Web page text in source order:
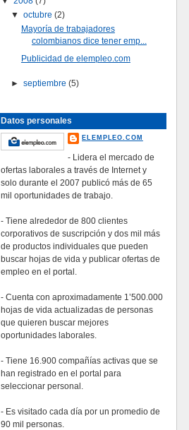
▼ octubre (2)
Mayoría de trabajadores
colombianos dice tener emp...
Publicidad de elempleo.com
► septiembre (5)
Datos personales
ELEMPLEO.COM
- Lidera el mercado de
ofertas laborales a través de Internet y
solo durante el 2007 publicó más de 65
mil oportunidades de trabajo.
- Tiene alrededor de 800 clientes
corporativos de suscripción y dos mil más
de productos individuales que pueden
buscar hojas de vida y publicar ofertas de
empleo en el portal.
- Cuenta con aproximadamente 1’500.000
hojas de vida actualizadas de personas
que quieren buscar mejores
oportunidades laborales.
- Tiene 16.900 compañías activas que se
han registrado en el portal para
seleccionar personal.
- Es visitado cada día por un promedio de
90 mil personas.